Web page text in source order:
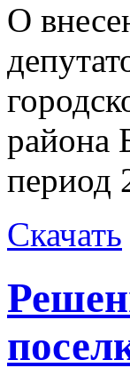
О
района
период
Скачать